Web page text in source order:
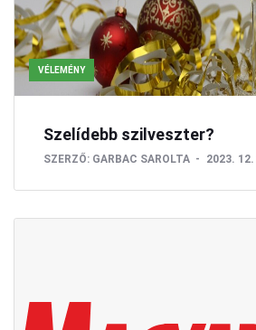
VÉLEMÉNY
Szelídebb szilveszter?
SZERZŐ: GARBAC SAROLTA 2023.